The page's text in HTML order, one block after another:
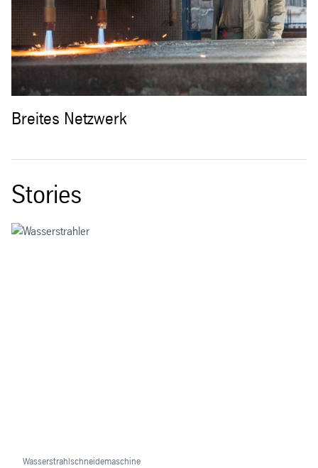
Breites Netzwerk
Stories
Wasserstrahlschneidemaschine